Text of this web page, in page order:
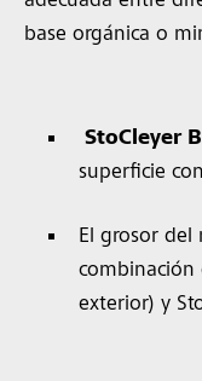
base orgánica o
StoCleyer B
superficie
El grosor del
combinación
exterior) y